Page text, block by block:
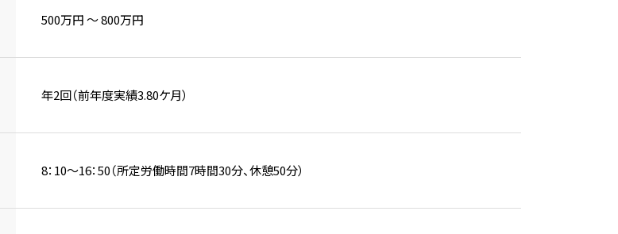
500万円 〜 800万円
年2回（前年度実績3.80ケ月）
8：10～16：50（所定労働時間7時間30分、休憩50分）